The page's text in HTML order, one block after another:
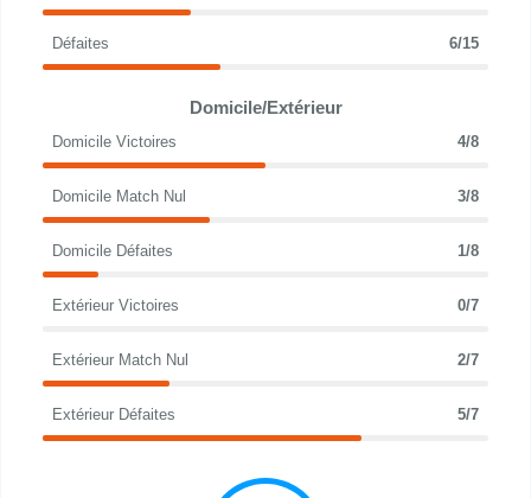
Défaites 6/15
Domicile/Extérieur
Domicile Victoires 4/8
Domicile Match Nul 3/8
Domicile Défaites 1/8
Extérieur Victoires 0/7
Extérieur Match Nul 2/7
Extérieur Défaites 5/7